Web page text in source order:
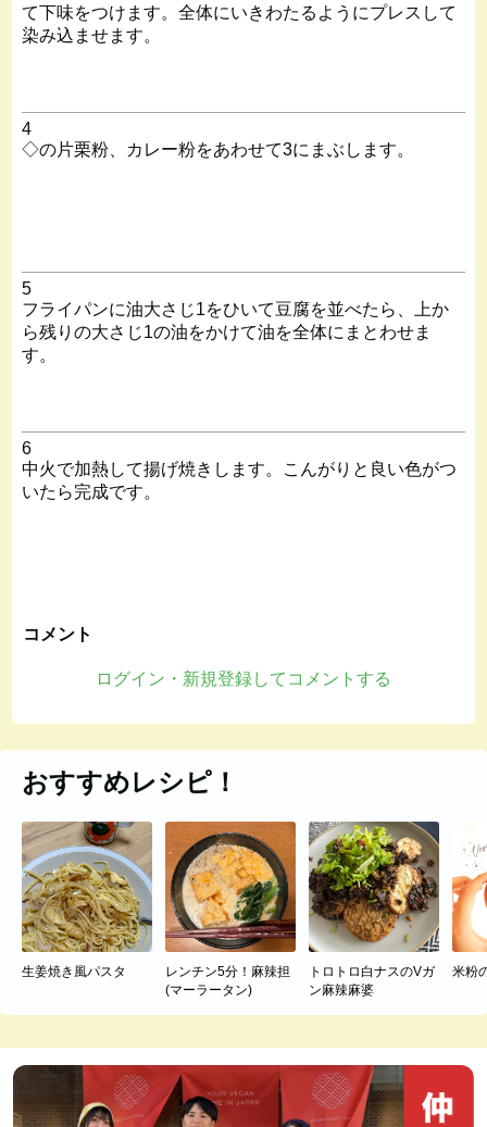
て下味をつけます。全体にいきわたるようにプレスして
染み込ませます。
4
◇の片栗粉、カレー粉をあわせて3にまぶします。
5
フライパンに油大さじ1をひいて豆腐を並べたら、上か
ら残りの大さじ1の油をかけて油を全体にまとわせま
す。
6
中火で加熱して揚げ焼きします。こんがりと良い色がつ
いたら完成です。
コメント
ログイン・新規登録してコメントする
おすすめレシピ！
生姜焼き風パスタ
レンチン5分！麻辣担
(マーラータン)
トロトロ白ナスのVガ
ン麻辣麻婆
米粉